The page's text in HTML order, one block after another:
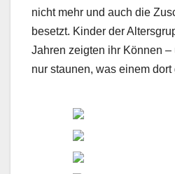
nicht mehr und auch die
besetzt. Kinder der
Jahren zeigten ihr Können –
nur staunen, was einem